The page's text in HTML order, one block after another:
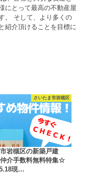
にとって最高の不動産屋
。 そして、より多くの
紹介頂けることを目標に
さいたま市岩槻区
岩槻区の新築戸建
介手数料無料特集☆
現…